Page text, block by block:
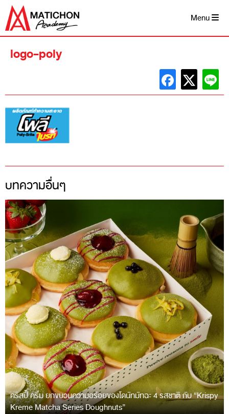
Skip
content
Menu
logo-poly
บทความอื่นๆ
คริสปี้ ครีม ยกขบวนความอร่อยของโดนัทมัทฉะ 4 รสชาติ กับ “Krispy
Kreme Matcha Series Doughnuts”